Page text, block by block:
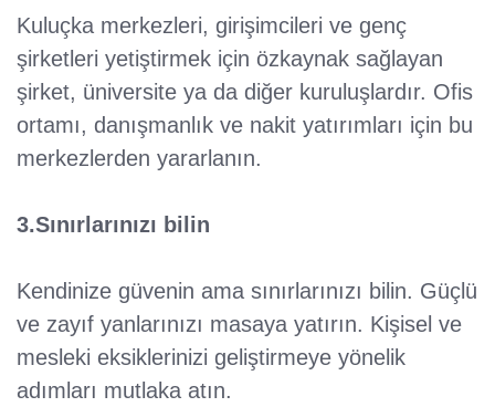
Kuluçka merkezleri, girişimcileri ve genç
şirketleri yetiştirmek için özkaynak sağlayan
şirket, üniversite ya da diğer kuruluşlardır. Ofis
ortamı, danışmanlık ve nakit yatırımları için bu
merkezlerden yararlanın.
3.Sınırlarınızı bilin
Kendinize güvenin ama sınırlarınızı bilin. Güçlü
ve zayıf yanlarınızı masaya yatırın. Kişisel ve
mesleki eksiklerinizi geliştirmeye yönelik
adımları mutlaka atın.